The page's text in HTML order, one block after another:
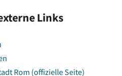
Links
Rom (offizielle Seite)